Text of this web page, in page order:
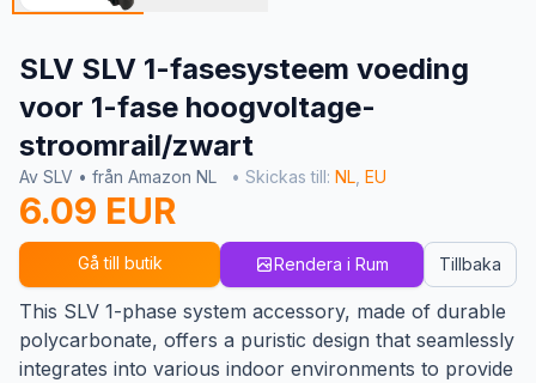
SLV SLV 1-fasesysteem voeding
voor 1-fase hoogvoltage-
stroomrail/zwart
Av SLV • från Amazon NL • Skickas till: NL EU
6.09 EUR
Gå till butik Rendera i Rum Tillbaka
This SLV 1-phase system accessory, made of durable
polycarbonate, offers a puristic design that seamlessly
integrates into various indoor environments to provide